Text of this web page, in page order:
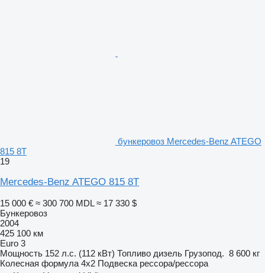
бункеровоз Mercedes-Benz ATEGO
815 8T
19
Mercedes-Benz ATEGO 815 8T
15 000 € ≈ 300 700 MDL ≈ 17 330 $
Бункеровоз
2004
425 100 км
Euro 3
Мощность 152 л.с. (112 кВт) Топливо дизель Грузопод. 8 600 кг
Колесная формула 4x2 Подвеска рессора/рессора